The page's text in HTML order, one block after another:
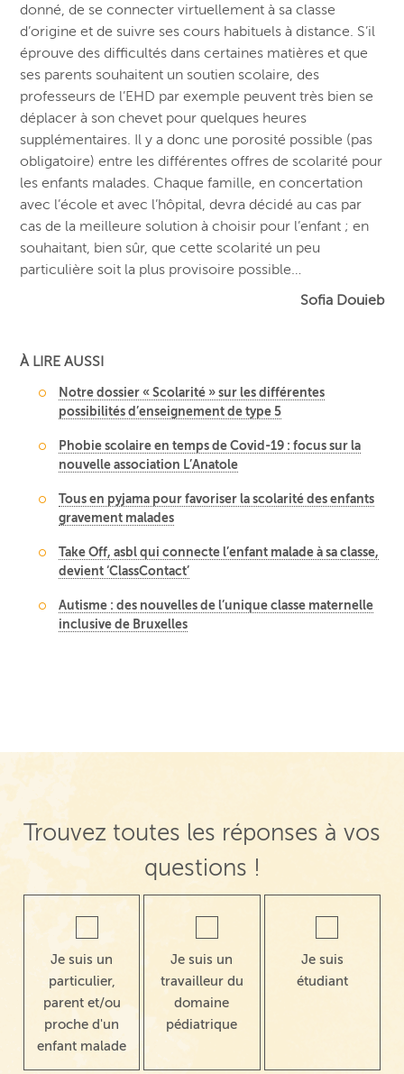
donné, de se connecter virtuellement à sa classe
d’origine et de suivre ses cours habituels à distance. S’il
éprouve des difficultés dans certaines matières et que
ses parents souhaitent un soutien scolaire, des
professeurs de l’EHD par exemple peuvent très bien se
déplacer à son chevet pour quelques heures
supplémentaires. Il y a donc une porosité possible (pas
obligatoire) entre les différentes offres de scolarité pour
les enfants malades. Chaque famille, en concertation
avec l’école et avec l’hôpital, devra décidé au cas par
cas de la meilleure solution à choisir pour l’enfant ; en
souhaitant, bien sûr, que cette scolarité un peu
particulière soit la plus provisoire possible…
Sofia Douieb
À LIRE AUSSI
Notre dossier « Scolarité » sur les différentes
possibilités d’enseignement de type 5
Phobie scolaire en temps de Covid-19 : focus sur la
nouvelle association L’Anatole
Tous en pyjama pour favoriser la scolarité des enfants
gravement malades
Take Off, asbl qui connecte l’enfant malade à sa classe,
devient ‘ClassContact’
Autisme : des nouvelles de l’unique classe maternelle
inclusive de Bruxelles
Navigation de post
Trouvez toutes les réponses à vos
questions !
Je suis un
particulier,
parent et/ou
proche d'un
enfant malade
Je suis un
travailleur du
domaine
pédiatrique
Je suis
étudiant